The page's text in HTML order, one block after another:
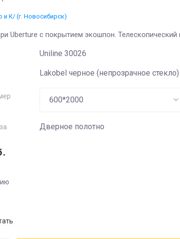
и К/ (г. Новосибирск)
Uberture с покрытием экошпон. Телескопический
Uniline 30026
Lakobel черное (непрозрачное стекло)
Дверное полотно